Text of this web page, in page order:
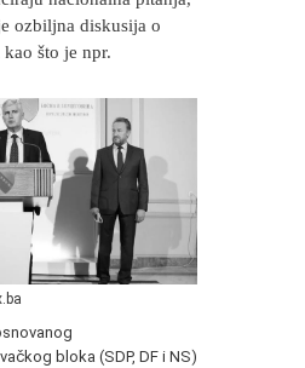
ozbiljna diskusija o
što je npr.
bloka (SDP, DF i NS)